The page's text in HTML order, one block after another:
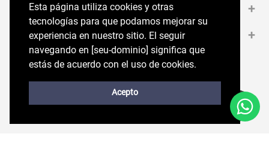
Esta página utiliza cookies y otras
tecnologías para que podamos mejorar su
experiencia en nuestro sitio. El seguir
navegando en perryellis.cl significa que estás
de acuerdo con el uso de cookies.
Acepto
Esta página utiliza cookies y otras
tecnologías para que podamos mejorar su
experiencia en nuestro sitio. El seguir
navegando en [seu-dominio] significa que
estás de acuerdo con el uso de cookies.
Acepto
Medios de pago +
Contáctanos +
Síguenos en nuestras RRSS
Trabaja con Nosotros